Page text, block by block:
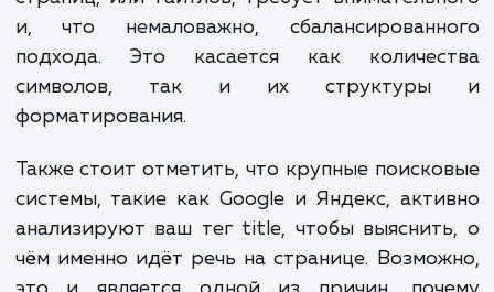
(SEO) и в рамках социального
Говоря простым языком, заголовок,
в теге title, — это первое, что
а также в закладках браузера, и
поисковые системы при анализе
сайта и его отдельных страниц.